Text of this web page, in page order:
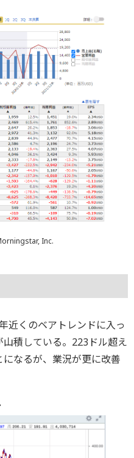
Inc.
近くのベアトレンドに入っ
積している。223ドル超え
なるが、業況が更に改善